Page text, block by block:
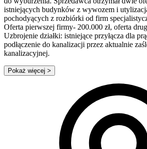
istniejących budynków z wywozem i
pochodyących z rozbiórki od firm
Oferta pierwszej firmy- 200.000 zł, oferta
Uzbrojenie działki: istniejące przyłącza dla
podłączenie do kanalizacji przez aktualnie
kanalizacyjnej.
Pokaż więcej >